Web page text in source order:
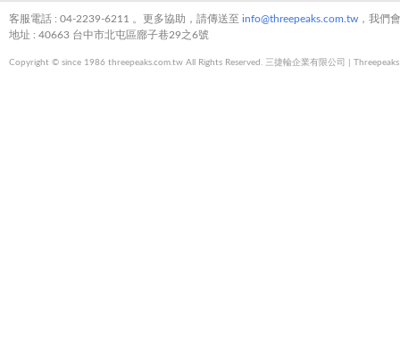
客服電話 : 04-2239-6211 。更多協助，請傳送至 info@threepeaks.com.tw ，我們
地址 : 40663 台中市北屯區廍子巷29之6號
Copyright © since 1986 threepeaks.com.tw All Rights Reserved. 三捷輪企業有限公司 |